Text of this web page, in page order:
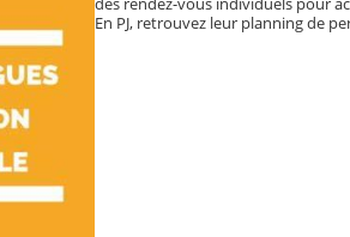
En PJ, retrouvez leur planning de